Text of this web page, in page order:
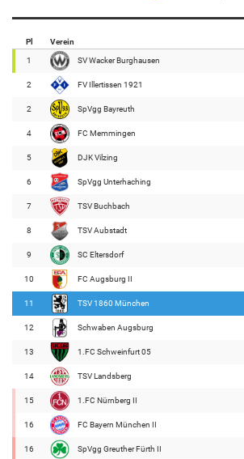
Pl Verein
1 SV Wacker Burghausen
2 FV Illertissen 1921
2 SpVgg Bayreuth
4 FC Memmingen
5 DJK Vilzing
6 SpVgg Unterhaching
7 TSV Buchbach
8 TSV Aubstadt
9 SC Eltersdorf
10 FC Augsburg II
11 TSV 1860 München
12 Schwaben Augsburg
13 1.FC Schweinfurt 05
14 TSV Landsberg
15 1.FC Nürnberg II
16 FC Bayern München II
16 SpVgg Greuther Fürth II